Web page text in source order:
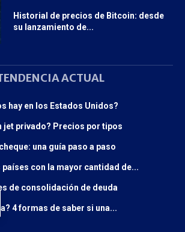
Historial de precios de Bitcoin: desde
su lanzamiento de...
ACTUAL
hay en los Estados Unidos?
jet privado? Precios por tipos
una guía paso a paso
países con la mayor cantidad de...
de consolidación de deuda
4 formas de saber si una...